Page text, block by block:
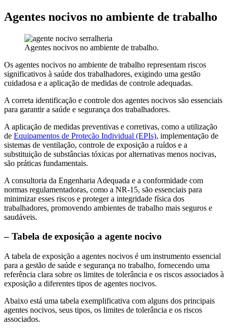
Agentes nocivos no ambiente de trabalho
Agentes nocivos no ambiente de trabalho.
Os agentes nocivos no ambiente de trabalho representam riscos
significativos à saúde dos trabalhadores, exigindo uma gestão
cuidadosa e a aplicação de medidas de controle adequadas.
A correta identificação e controle dos agentes nocivos são essenciais
para garantir a saúde e segurança dos trabalhadores.
A aplicação de medidas preventivas e corretivas, como a utilização
de Equipamentos de Proteção Individual (EPIs), implementação de
sistemas de ventilação, controle de exposição a ruídos e a
substituição de substâncias tóxicas por alternativas menos nocivas,
são práticas fundamentais.
A consultoria da Engenharia Adequada e a conformidade com
normas regulamentadoras, como a NR-15, são essenciais para
minimizar esses riscos e proteger a integridade física dos
trabalhadores, promovendo ambientes de trabalho mais seguros e
saudáveis.
– Tabela de exposição a agente nocivo
A tabela de exposição a agentes nocivos é um instrumento essencial
para a gestão de saúde e segurança no trabalho, fornecendo uma
referência clara sobre os limites de tolerância e os riscos associados à
exposição a diferentes tipos de agentes nocivos.
Abaixo está uma tabela exemplificativa com alguns dos principais
agentes nocivos, seus tipos, os limites de tolerância e os riscos
associados.